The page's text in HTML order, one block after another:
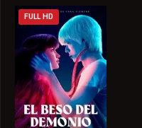
FULL HD